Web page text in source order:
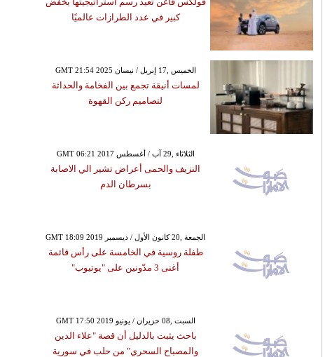
كبير في عدد الطرازات عالميًا
GMT 21:54 2025 الخميس ,17 إبريل / نيسان
لمسات أنيقة تجمع بين الفخامة والحداثة
لتصاميم ركن القهوة
GMT 06:21 2017 الثلاثاء ,29 آب / أغسطس
النزيف والحمى أعراض تشير الي الاصابة
بسرطان الدم
GMT 18:09 2019 الجمعة ,20 كانون الأول / ديسمبر
طفلة روسية في الخامسة على رأس قائمة
أغنى 3 مدّونين على "يوتيوب"
GMT 17:50 2019 السبت ,08 حزيران / يونيو
باحث يثبت بالدليل أن قصة "علاء الدين
والمصباح السحري" من حلب في سورية